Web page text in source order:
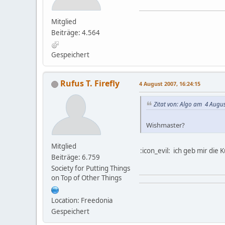
Mitglied
Beiträge: 4.564
Gespeichert
Rufus T. Firefly
Mitglied
Beiträge: 6.759
Society for Putting Things
on Top of Other Things
Location: Freedonia
Gespeichert
4 August 2007, 16:24:15
Zitat von: Algo am 4
Wishmaster?
:icon_evil: ich geb mir die